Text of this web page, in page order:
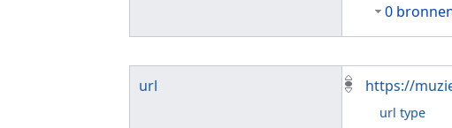
0
url https://
url type